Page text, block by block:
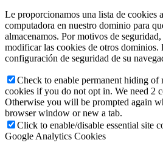
Le proporcionamos una lista de cookies
computadora en nuestro dominio para
almacenamos. Por motivos de
modificar las cookies de otros dominios.
configuración de seguridad de su
Check to enable permanent hiding of
cookies if you do not opt in. We need 2
Otherwise you will be prompted again
browser window or new a tab.
Click to enable/disable essential site
Google Analytics Cookies